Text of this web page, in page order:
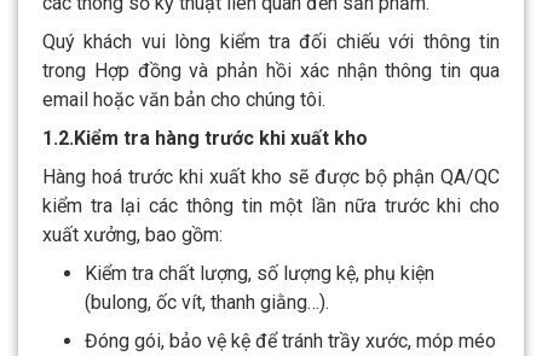
Quý khách vui lòng kiểm tra đối chiếu với thông tin
trong Hợp đồng và phản hồi xác nhận thông tin qua
email hoặc văn bản cho chúng tôi.
1.2.Kiểm tra hàng trước khi xuất kho
Hàng hoá trước khi xuất kho sẽ được bộ phận QA/QC
kiểm tra lại các thông tin một lần nữa trước khi cho
xuất xưởng, bao gồm:
Kiểm tra chất lượng, số lượng kệ, phụ kiện
(bulong, ốc vít, thanh giằng…).
Đóng gói, bảo vệ kệ để tránh trầy xước, móp méo